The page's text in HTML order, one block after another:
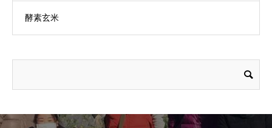
酵素玄米